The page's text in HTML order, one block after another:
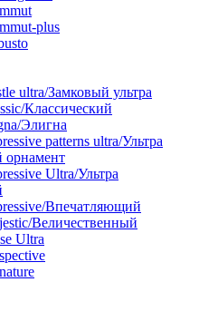
plus
ultra/Замковый ультра
Классический
Элигна
patterns ultra/Ультра
орнамент
Ultra/Ультра
Впечатляющий
Величественный
Ultra